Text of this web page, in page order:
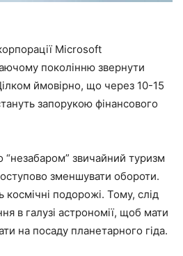
Microsoft
поколінню звернути
ймовірно, що через 10-15
запорукою фінансового
“незабаром” звичайний туризм
зменшувати обороти.
подорожі. Тому, слід
в галузі астрономії, щоб мати
на посаду планетарного гіда.